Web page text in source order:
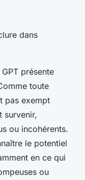
dans
présente
toute
pas exempt
survenir,
ou incohérents.
le potentiel
en ce qui
ou